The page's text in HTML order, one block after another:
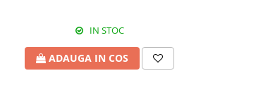
IN STOC
ADAUGA IN COS